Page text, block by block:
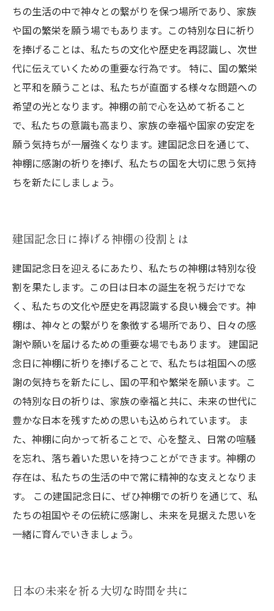
ちの生活の中で神々との繋がりを保つ場所であり、家族
や国の繁栄を願う場でもあります。この特別な日に祈り
を捧げることは、私たちの文化や歴史を再認識し、次世
代に伝えていくための重要な行為です。 特に、国の繁栄
と平和を願うことは、私たちが直面する様々な問題への
希望の光となります。神棚の前で心を込めて祈ること
で、私たちの意識も高まり、家族の幸福や国家の安定を
願う気持ちが一層強くなります。建国記念日を通じて、
神棚に感謝の祈りを捧げ、私たちの国を大切に思う気持
ちを新たにしましょう。
建国記念日に捧げる神棚の役割とは
建国記念日を迎えるにあたり、私たちの神棚は特別な役
割を果たします。この日は日本の誕生を祝うだけでな
く、私たちの文化や歴史を再認識する良い機会です。神
棚は、神々との繋がりを象徴する場所であり、日々の感
謝や願いを届けるための重要な場でもあります。 建国記
念日に神棚に祈りを捧げることで、私たちは祖国への感
謝の気持ちを新たにし、国の平和や繁栄を願います。こ
の特別な日の祈りは、家族の幸福と共に、未来の世代に
豊かな日本を残すための思いも込められています。 ま
た、神棚に向かって祈ることで、心を整え、日常の喧騒
を忘れ、落ち着いた思いを持つことができます。神棚の
存在は、私たちの生活の中で常に精神的な支えとなりま
す。 この建国記念日に、ぜひ神棚での祈りを通じて、私
たちの祖国やその伝統に感謝し、未来を見据えた思いを
一緒に育んでいきましょう。
日本の未来を祈る大切な時間を共に